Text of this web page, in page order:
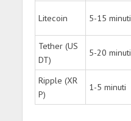
Litecoin 5-15 minuti
Tether (US
DT)
5-20 minuti
Ripple (XR
P)
1-5 minuti